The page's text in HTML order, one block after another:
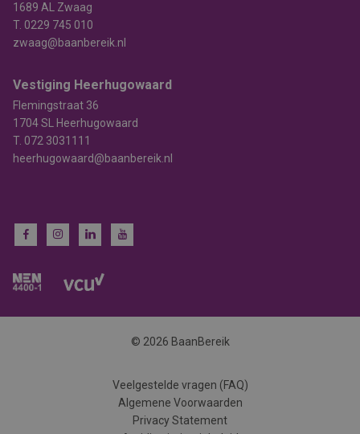
1689 AL Zwaag
T. 0229 745 010
zwaag@baanbereik.nl
Vestiging Heerhugowaard
Flemingstraat 36
1704 SL Heerhugowaard
T. 072 3031111
heerhugowaard@baanbereik.nl
© 2026 BaanBereik
Veelgestelde vragen (FAQ)
Algemene Voorwaarden
Privacy Statement